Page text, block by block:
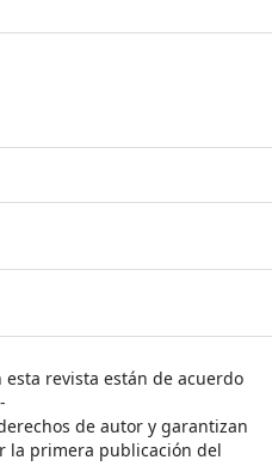
revista están de acuerdo
de autor y garantizan
la primera publicación del